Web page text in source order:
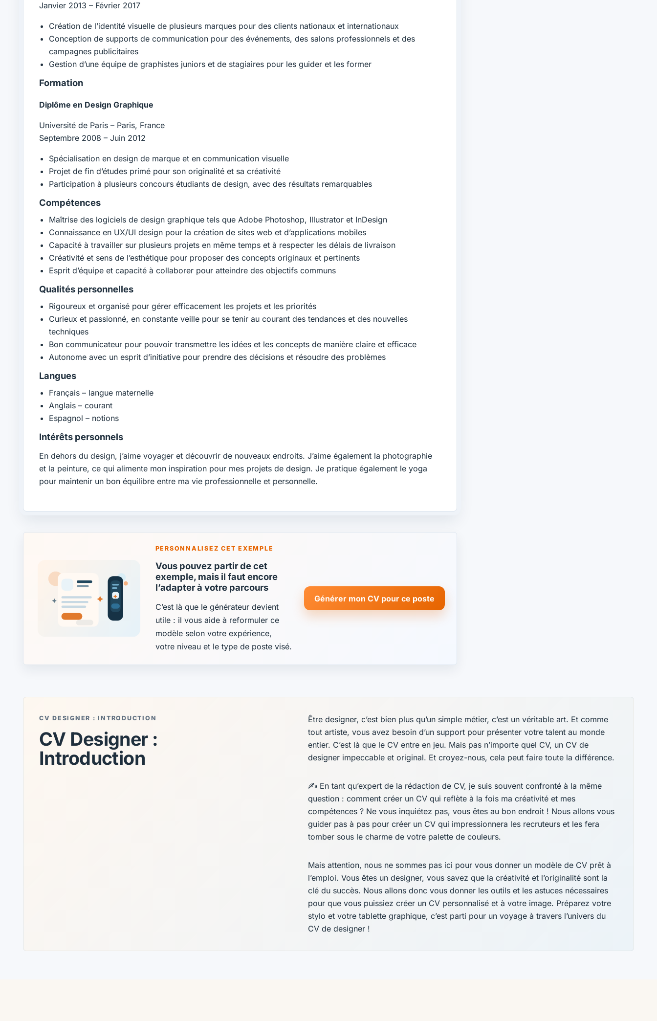
Janvier 2013 – Février 2017
Création de l’identité visuelle de plusieurs marques pour des clients nationaux et internationaux
Conception de supports de communication pour des événements, des salons professionnels et des
campagnes publicitaires
Gestion d’une équipe de graphistes juniors et de stagiaires pour les guider et les former
Formation
Diplôme en Design Graphique
Université de Paris – Paris, France
Septembre 2008 – Juin 2012
Spécialisation en design de marque et en communication visuelle
Projet de fin d’études primé pour son originalité et sa créativité
Participation à plusieurs concours étudiants de design, avec des résultats remarquables
Compétences
Maîtrise des logiciels de design graphique tels que Adobe Photoshop, Illustrator et InDesign
Connaissance en UX/UI design pour la création de sites web et d’applications mobiles
Capacité à travailler sur plusieurs projets en même temps et à respecter les délais de livraison
Créativité et sens de l’esthétique pour proposer des concepts originaux et pertinents
Esprit d’équipe et capacité à collaborer pour atteindre des objectifs communs
Qualités personnelles
Rigoureux et organisé pour gérer efficacement les projets et les priorités
Curieux et passionné, en constante veille pour se tenir au courant des tendances et des nouvelles
techniques
Bon communicateur pour pouvoir transmettre les idées et les concepts de manière claire et efficace
Autonome avec un esprit d’initiative pour prendre des décisions et résoudre des problèmes
Langues
Français – langue maternelle
Anglais – courant
Espagnol – notions
Intérêts personnels
En dehors du design, j’aime voyager et découvrir de nouveaux endroits. J’aime également la photographie
et la peinture, ce qui alimente mon inspiration pour mes projets de design. Je pratique également le yoga
pour maintenir un bon équilibre entre ma vie professionnelle et personnelle.
PERSONNALISEZ CET EXEMPLE
Vous pouvez partir de cet
exemple, mais il faut encore
l’adapter à votre parcours
C’est là que le générateur devient
utile : il vous aide à reformuler ce
modèle selon votre expérience,
votre niveau et le type de poste visé.
Générer mon CV pour ce poste
CV DESIGNER : INTRODUCTION
CV Designer :
Introduction
Être designer, c’est bien plus qu’un simple métier, c’est un véritable art. Et comme
tout artiste, vous avez besoin d’un support pour présenter votre talent au monde
entier. C’est là que le CV entre en jeu. Mais pas n’importe quel CV, un CV de
designer impeccable et original. Et croyez-nous, cela peut faire toute la différence.
✍️ En tant qu’expert de la rédaction de CV, je suis souvent confronté à la même
question : comment créer un CV qui reflète à la fois ma créativité et mes
compétences ? Ne vous inquiétez pas, vous êtes au bon endroit ! Nous allons vous
guider pas à pas pour créer un CV qui impressionnera les recruteurs et les fera
tomber sous le charme de votre palette de couleurs.
Mais attention, nous ne sommes pas ici pour vous donner un modèle de CV prêt à
l’emploi. Vous êtes un designer, vous savez que la créativité et l’originalité sont la
clé du succès. Nous allons donc vous donner les outils et les astuces nécessaires
pour que vous puissiez créer un CV personnalisé et à votre image. Préparez votre
stylo et votre tablette graphique, c’est parti pour un voyage à travers l’univers du
CV de designer !